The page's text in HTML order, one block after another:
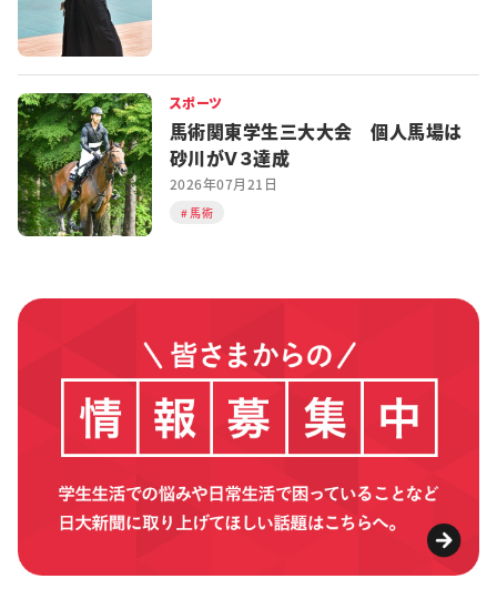
スポーツ
馬術関東学生三大大会 個人馬場は
砂川がＶ３達成
2026年07月21日
馬術